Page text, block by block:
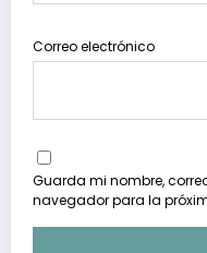
Correo electrónico
Guarda mi nombre,
navegador para la